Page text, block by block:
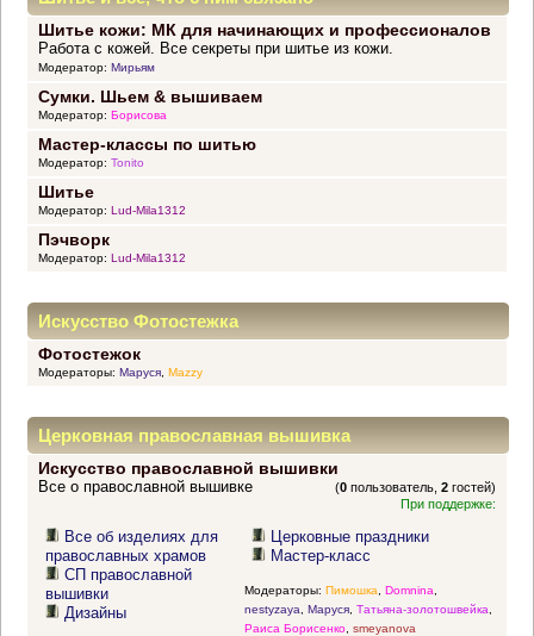
Шитье кожи: МК для начинающих и профессионалов
Работа с кожей. Все секреты при шитье из кожи.
Модератор: Мирьям
Сумки. Шьем & вышиваем
Модератор: Борисова
Мастер-классы по шитью
Модератор: Tonito
Шитье
Модератор: Lud-Mila1312
Пэчворк
Модератор: Lud-Mila1312
Искусство Фотостежка
Фотостежок
Модераторы: Маруся, Mazzy
Церковная православная вышивка
Искусство православной вышивки
(0 пользователь,2 гостей)
Все о православной вышивке
При поддержке:
Все об изделиях для
православных храмов
СП православной
вышивки
Дизайны
Церковные праздники
Мастер-класс
Модераторы: Пимошка Domnina
nestyzaya
Маруся, Татьяна-золотошвейка
Раиса Борисенко, smeyanova